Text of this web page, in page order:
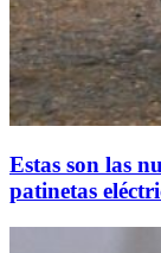
Estas son las
patinetas